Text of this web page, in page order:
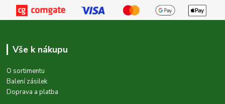
Vše k nákupu
O sortimentu
Balení zásilek
Doprava a platba